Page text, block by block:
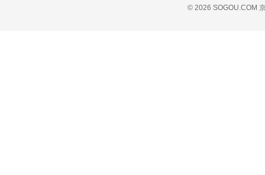
© 2026 SOGOU.COM